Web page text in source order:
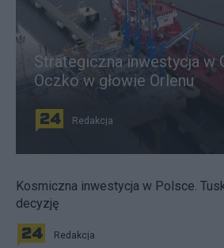
Strategiczna inwestycja w
Oczko w głowie Orlenu
Redakcja
Kosmiczna inwestycja w Polsce.
decyzję
Redakcja